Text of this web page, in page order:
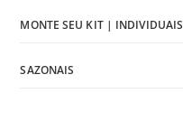
MONTE SEU KIT | INDIVIDUAIS
SAZONAIS